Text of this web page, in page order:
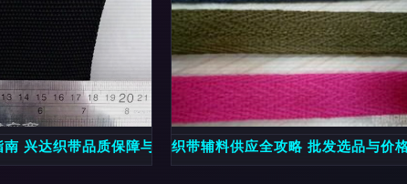
南 兴达织带品质保障与实用解析织带辅料供应全攻略 批发选品与价